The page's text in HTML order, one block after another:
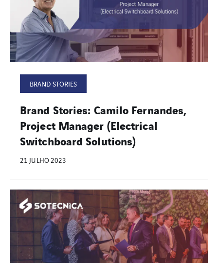
BRAND STORIES
Brand Stories: Camilo Fernandes,
Project Manager (Electrical
Switchboard Solutions)
21 JULHO 2023